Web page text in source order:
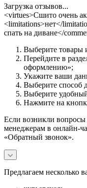
Загрузка отзывов...
<virtues>Сшито очень
<limitations>нет</
спать на диване</
Выберите товары
Перейдите в
оформлению»;
Укажите ваши
Выберите способ
Выберите
Нажмите на
Если возникли
менеджерам в онлайн-
«Обратный звонок».
Предлагаем несколько